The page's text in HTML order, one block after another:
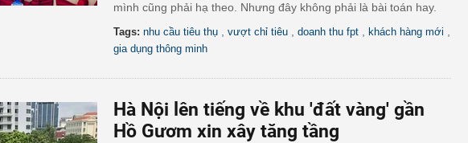
mình cũng phải hạ theo. Nhưng đây không phải là bài toán hay.
Tags: nhu cầu tiêu thụ vượt chỉ tiêu doanh thu fpt khách hàng mới
gia dụng thông minh
Hà Nội lên tiếng về khu 'đất vàng' gần
Hồ Gươm xin xây tăng tầng